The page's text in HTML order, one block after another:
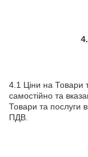
4.1 Ціни на Товари
самостійно та
Товари та послуги
ПДВ.